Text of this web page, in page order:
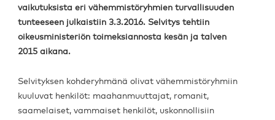
vaikutuksista eri vähemmistöryhmien turvallisuuden
tunteeseen julkaistiin 3.3.2016. Selvitys tehtiin
oikeusministeriön toimeksiannosta kesän ja talven
2015 aikana.
Selvityksen kohderyhmänä olivat vähemmistöryhmiin
kuuluvat henkilöt: maahanmuuttajat, romanit,
saamelaiset, vammaiset henkilöt, uskonnollisiin